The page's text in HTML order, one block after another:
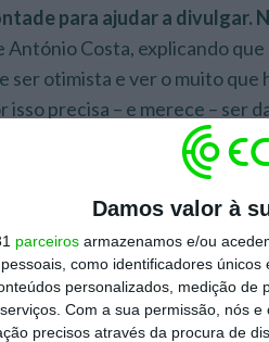
Damos valor à
parceiros armazenamos e/ou
como identificadores
personalizados, medição
Com a sua permissão, nós
precisos através da procura de
para ajudar a divulgar.
António Costa, explicando
ser otimista e ver o muito que
precisa – e merece – ser
otimista, como detox
de Junho”, conclui, em jeito
vai então para o ar nas
Gozar com Quem Trabalha,